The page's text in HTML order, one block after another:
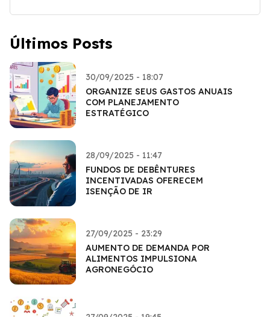
Últimos Posts
30/09/2025 - 18:07
ORGANIZE SEUS GASTOS ANUAIS
COM PLANEJAMENTO
ESTRATÉGICO
28/09/2025 - 11:47
FUNDOS DE DEBÊNTURES
INCENTIVADAS OFERECEM
ISENÇÃO DE IR
27/09/2025 - 23:29
AUMENTO DE DEMANDA POR
ALIMENTOS IMPULSIONA
AGRONEGÓCIO